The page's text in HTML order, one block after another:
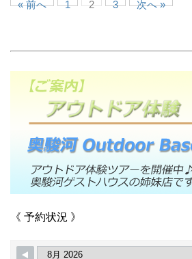
« 前へ 1 2 3 次へ »
《 予約状況 》